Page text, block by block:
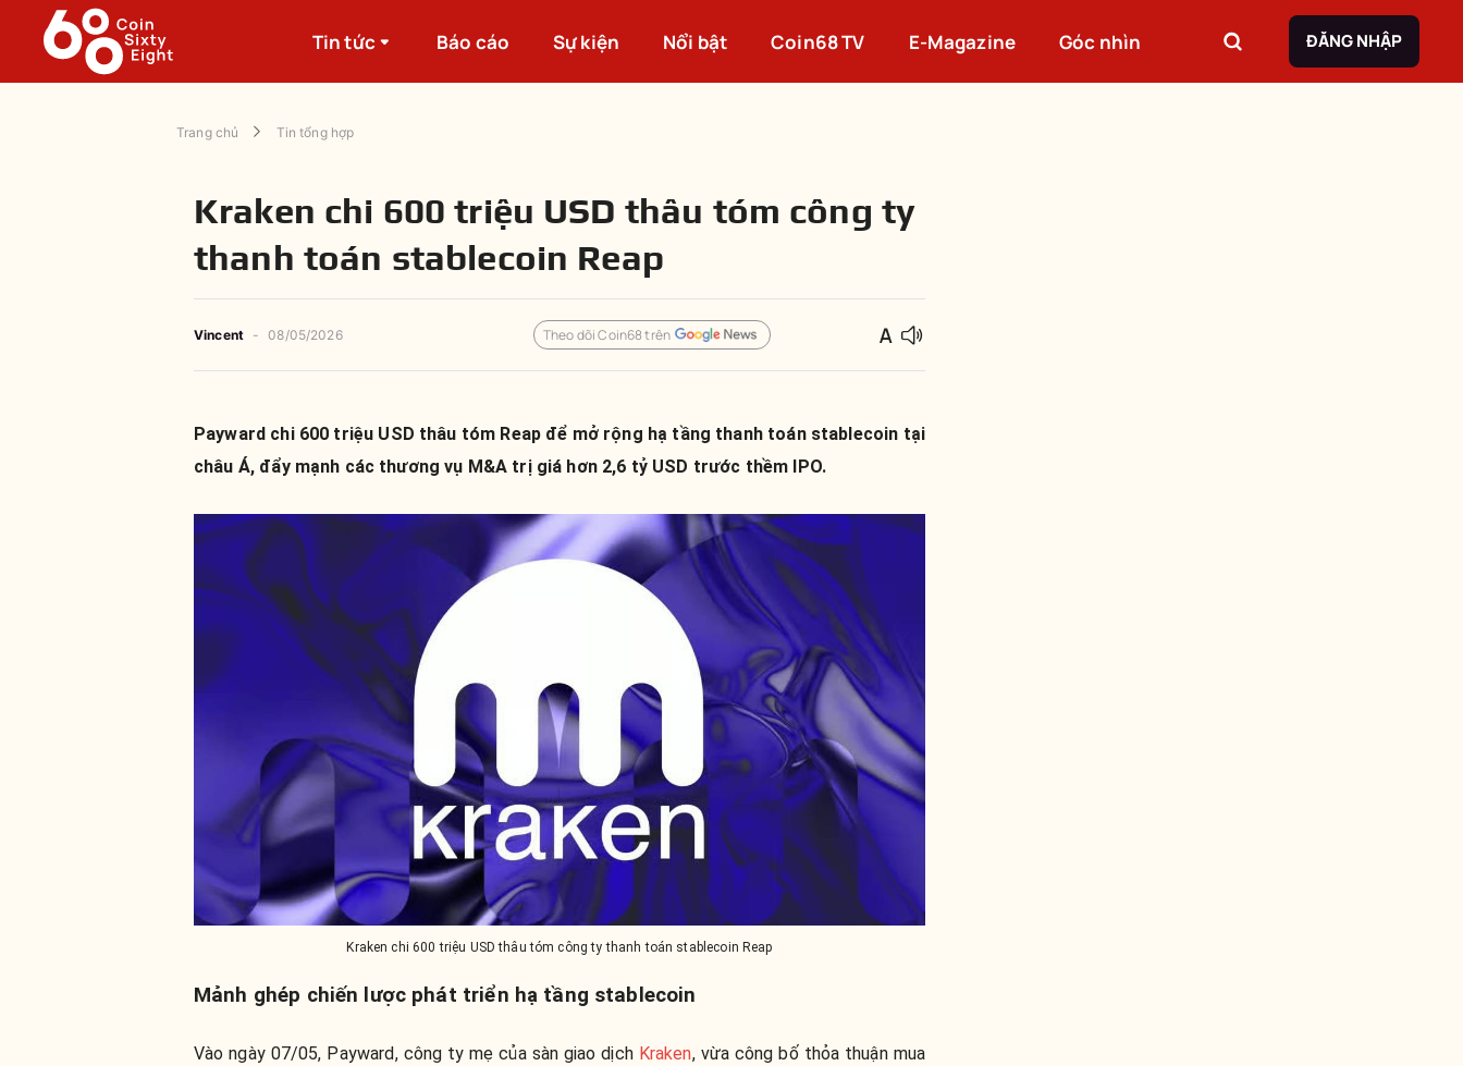
Tin tức Báo cáo Sự kiện Nổi bật Coin68 TV E-Magazine Góc nhìn ĐĂNG NHẬP
Trang chủ Tin tổng hợp
Kraken chi 600 triệu USD thâu tóm công ty
thanh toán stablecoin Reap
Vincent - 08/05/2026 Theo dõi Coin68 trên
Payward chi 600 triệu USD thâu tóm Reap để mở rộng hạ tầng thanh toán stablecoin tại
châu Á, đẩy mạnh các thương vụ M&A trị giá hơn 2,6 tỷ USD trước thềm IPO.
Kraken chi 600 triệu USD thâu tóm công ty thanh toán stablecoin Reap
Mảnh ghép chiến lược phát triển hạ tầng stablecoin
Vào ngày 07/05, Payward, công ty mẹ của sàn giao dịch Kraken, vừa công bố thỏa thuận mua